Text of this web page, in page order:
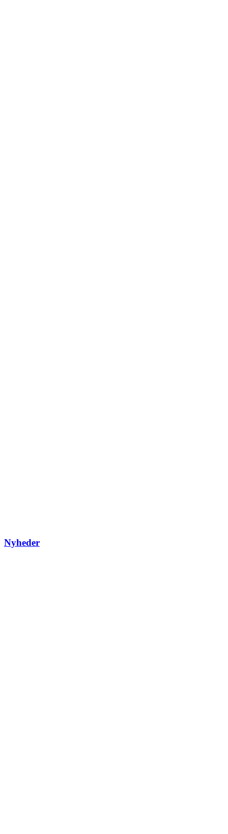
Nyheder